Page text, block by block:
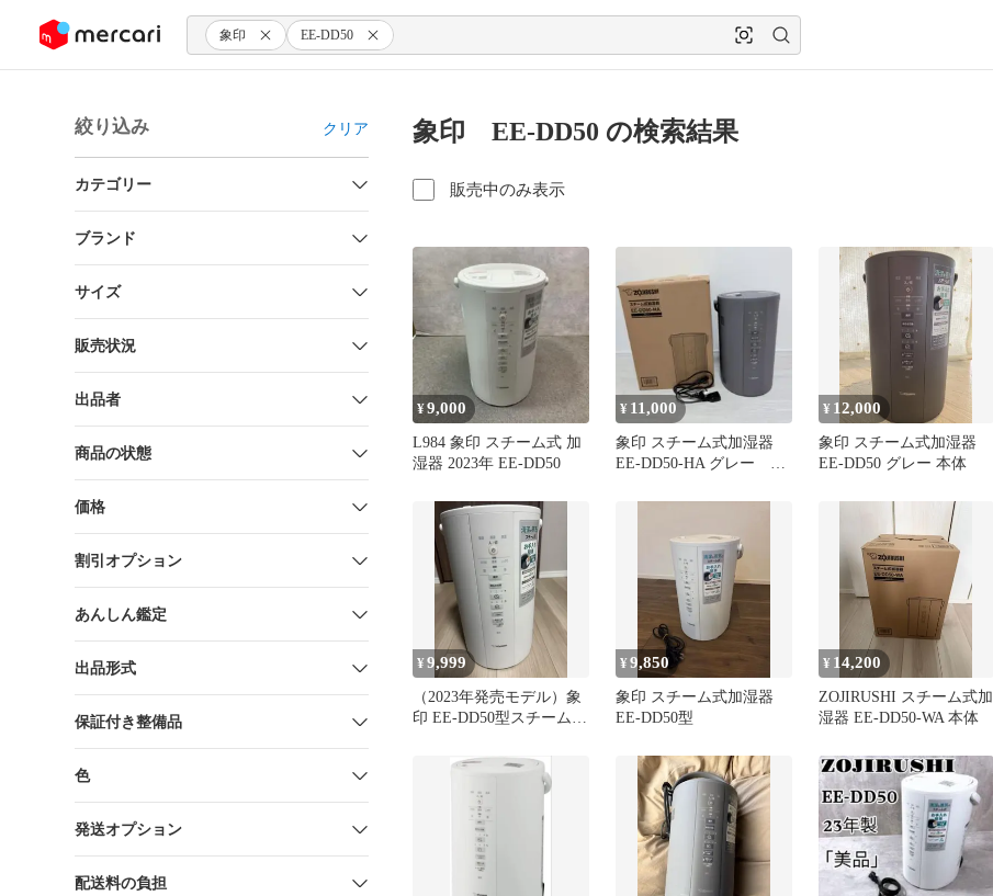
ツにスキップ 象印 EE-DD50
絞り込み クリア
カテゴリー
ブランド
サイズ
販売状況
出品者
商品の状態
価格
割引オプション
あんしん鑑定
出品形式
保証付き整備品
色
発送オプション
配送料の負担
象印 EE-DD50 の検索結果
販売中のみ表示
¥9,000
L984 ​象印 スチーム式 加
湿器 2023年 EE-DD50
¥ 11,000
象印 スチーム式加湿器
EE-DD50-HA グレー 23
¥ 12,000
象印 スチーム式加湿器
EE-DD50 グレー 本体
¥9,999
（2023年発売モデル）象
印 EE-DD50型スチーム型
¥9,850
象印 スチーム式加湿器
EE-DD50型
¥ 14,200
ZOJIRUSHI スチーム式加
湿器 EE-DD50-WA 本体